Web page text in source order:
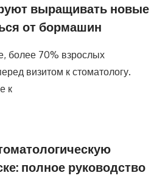
выращивать новые
от бормашин
более 70% взрослых
визитом к стоматологу.
к
полное руководство